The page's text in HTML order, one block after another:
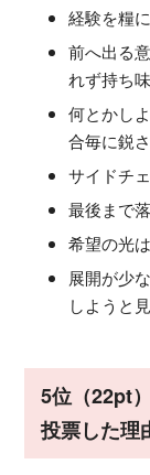
経験を糧
前へ出る
れず持ち
何とかし
合毎に鋭
サイドチ
最後まで
希望の光
展開が少
しようと
5位（22pt
投票した理